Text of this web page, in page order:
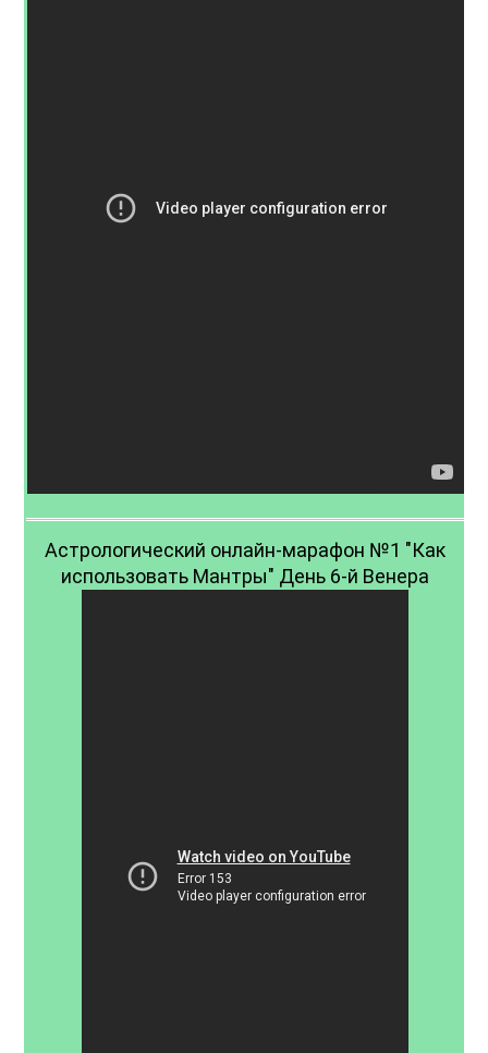
Астрологический онлайн-марафон №1 "Как
использовать Мантры" День 6-й Венера